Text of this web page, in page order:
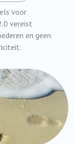
voor
vereist
en geen